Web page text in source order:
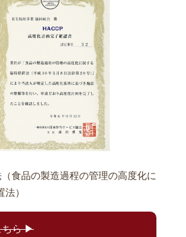
食品の製造過程の管理の高度化に
）
ちら ▶